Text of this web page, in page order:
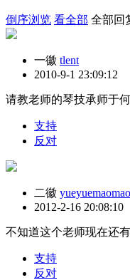
倒序浏览 看全部 全部回
一徽 tlent
2010-9-1 23:09:12
请教老师的琴技承师于
支持
反对
二徽 yueyuemaomao
2012-2-16 20:08:10
不知道这个老师现在还
支持
反对